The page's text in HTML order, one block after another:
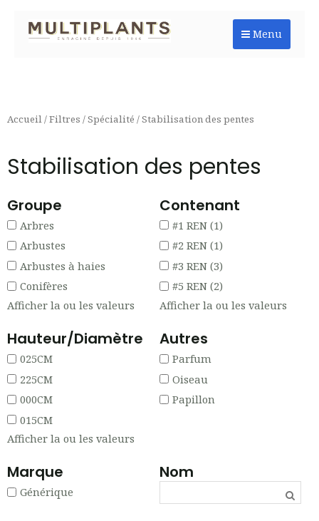
Menu
Accueil/Filtres /Spécialité / Stabilisation des pentes
Stabilisation des pentes
Groupe
Arbres
Arbustes
Arbustes à haies
Conifères
Afficher la ou les valeurs
Contenant
#1 REN (1)
#2 REN (1)
#3 REN (3)
#5 REN (2)
Afficher la ou les valeurs
Hauteur/Diamètre
025CM
225CM
000CM
015CM
Afficher la ou les valeurs
Autres
Parfum
Oiseau
Papillon
Marque
Générique
Nom